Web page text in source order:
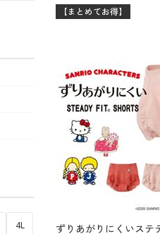
【まとめてお得】
ずりあがりにくいステ
4L